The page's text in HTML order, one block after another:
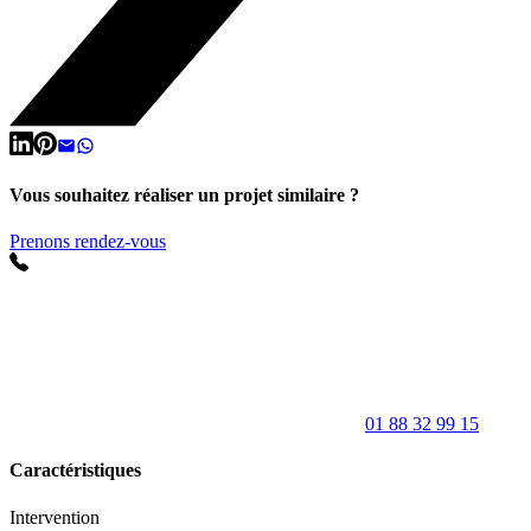
Vous souhaitez réaliser un projet similaire ?
Prenons rendez-vous
01 88 32 99 15
Caractéristiques
Intervention